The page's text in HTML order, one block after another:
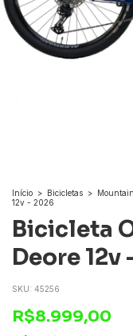
Início > Bicicletas >
12v - 2026
Bicicleta
Deore 12v
SKU: 45256
R$8.999,00